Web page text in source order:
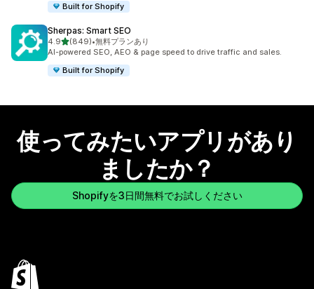
Built for Shopify
Sherpas: Smart SEO
4.95つ星中
(849)
合計レビュー数：849件
•無料プランあり
AI-powered SEO, AEO & page speed to drive traffic and sales.
Built for Shopify
使ってみたいアプリがあり
ましたか？
Shopifyを3日間無料でお試しください